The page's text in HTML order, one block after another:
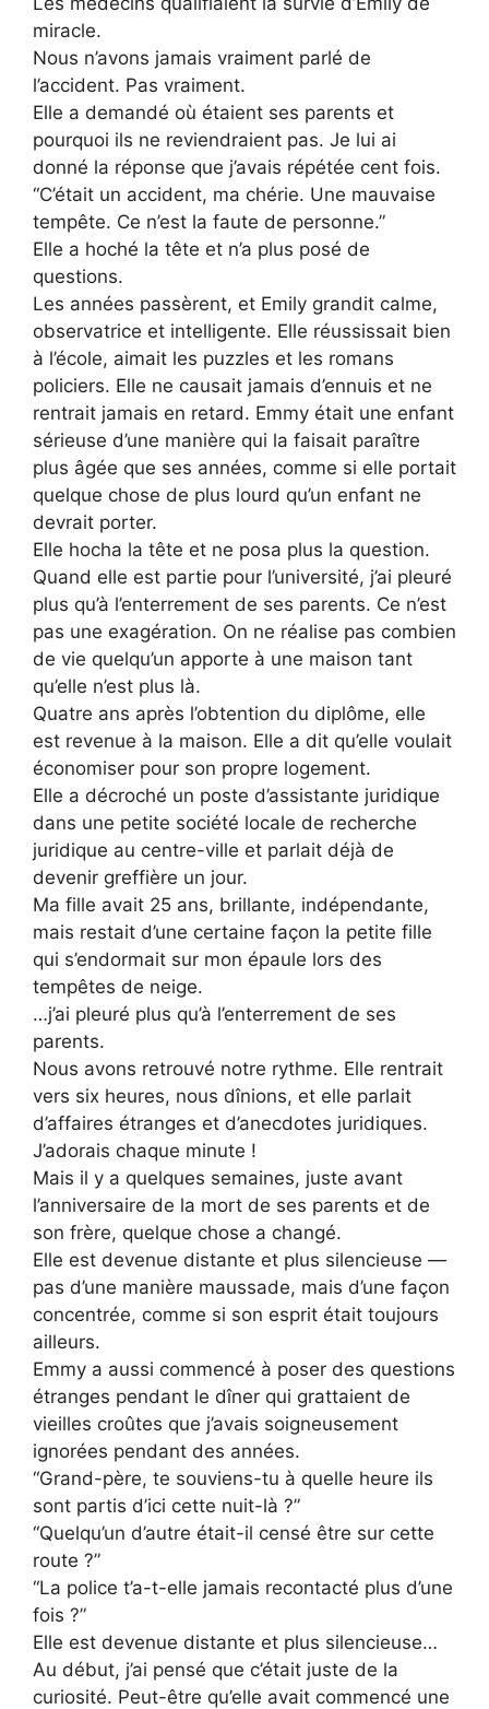
miracle.
Nous n’avons jamais vraiment parlé de
l’accident. Pas vraiment.
Elle a demandé où étaient ses parents et
pourquoi ils ne reviendraient pas. Je lui ai
donné la réponse que j’avais répétée cent fois.
“C’était un accident, ma chérie. Une mauvaise
tempête. Ce n’est la faute de personne.”
Elle a hoché la tête et n’a plus posé de
questions.
Les années passèrent, et Emily grandit calme,
observatrice et intelligente. Elle réussissait bien
à l’école, aimait les puzzles et les romans
policiers. Elle ne causait jamais d’ennuis et ne
rentrait jamais en retard. Emmy était une enfant
sérieuse d’une manière qui la faisait paraître
plus âgée que ses années, comme si elle portait
quelque chose de plus lourd qu’un enfant ne
devrait porter.
Elle hocha la tête et ne posa plus la question.
Quand elle est partie pour l’université, j’ai pleuré
plus qu’à l’enterrement de ses parents. Ce n’est
pas une exagération. On ne réalise pas combien
de vie quelqu’un apporte à une maison tant
qu’elle n’est plus là.
Quatre ans après l’obtention du diplôme, elle
est revenue à la maison. Elle a dit qu’elle voulait
économiser pour son propre logement.
Elle a décroché un poste d’assistante juridique
dans une petite société locale de recherche
juridique au centre-ville et parlait déjà de
devenir greffière un jour.
Ma fille avait 25 ans, brillante, indépendante,
mais restait d’une certaine façon la petite fille
qui s’endormait sur mon épaule lors des
tempêtes de neige.
…j’ai pleuré plus qu’à l’enterrement de ses
parents.
Nous avons retrouvé notre rythme. Elle rentrait
vers six heures, nous dînions, et elle parlait
d’affaires étranges et d’anecdotes juridiques.
J’adorais chaque minute !
Mais il y a quelques semaines, juste avant
l’anniversaire de la mort de ses parents et de
son frère, quelque chose a changé.
Elle est devenue distante et plus silencieuse —
pas d’une manière maussade, mais d’une façon
concentrée, comme si son esprit était toujours
ailleurs.
Emmy a aussi commencé à poser des questions
étranges pendant le dîner qui grattaient de
vieilles croûtes que j’avais soigneusement
ignorées pendant des années.
“Grand-père, te souviens-tu à quelle heure ils
sont partis d’ici cette nuit-là ?”
“Quelqu’un d’autre était-il censé être sur cette
route ?”
“La police t’a-t-elle jamais recontacté plus d’une
fois ?”
Elle est devenue distante et plus silencieuse…
Au début, j’ai pensé que c’était juste de la
curiosité. Peut-être qu’elle avait commencé une